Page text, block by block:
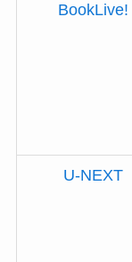
BookLive!
U-NEXT